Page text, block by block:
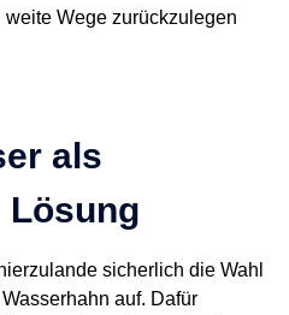
Wege zurückzulegen
als
Lösung
sicherlich die Wahl
auf. Dafür